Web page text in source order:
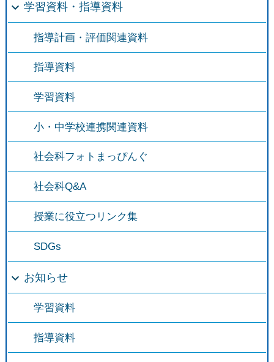
学習資料・指導資料
指導計画・評価関連資料
指導資料
学習資料
小・中学校連携関連資料
社会科フォトまっぴんぐ
社会科Q&A
授業に役立つリンク集
SDGs
お知らせ
学習資料
指導資料